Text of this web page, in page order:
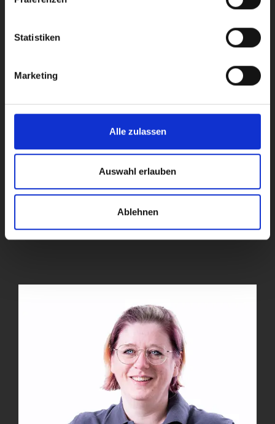
Statistiken
Marketing
Alle zulassen
Auswahl erlauben
Ablehnen
BENJAMIN STEIDLE
GESCHÄFTSFÜHRER
b.steidle@erste-hilfe-zollernalb.de